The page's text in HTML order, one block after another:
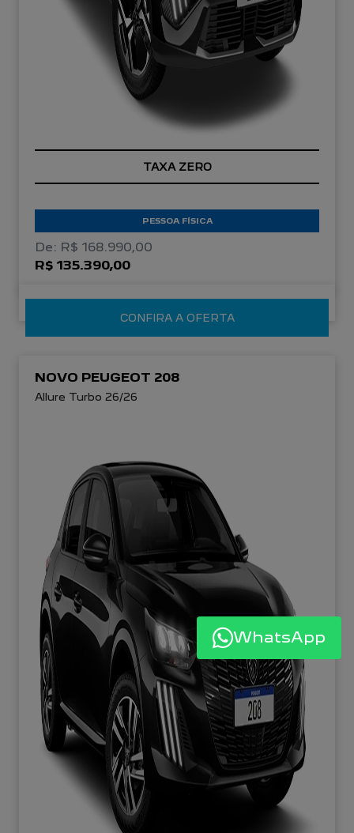
TAXA ZERO
PESSOA FÍSICA
De: R$ 168.990,00
R$ 135.390,00
CONFIRA A OFERTA
NOVO PEUGEOT 208
Allure Turbo 26/26
WhatsApp